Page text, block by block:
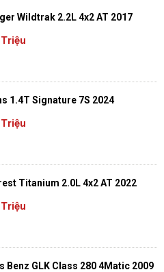
Wildtrak 2.2L 4x2 AT 2017
1.4T Signature 7S 2024
Titanium 2.0L 4x2 AT 2022
Benz GLK Class 280 4Matic 2009